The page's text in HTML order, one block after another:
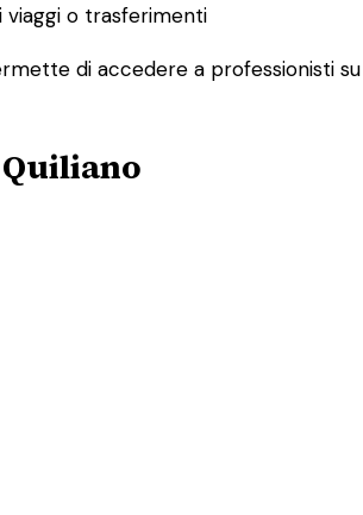
viaggi o trasferimenti
di accedere a professionisti